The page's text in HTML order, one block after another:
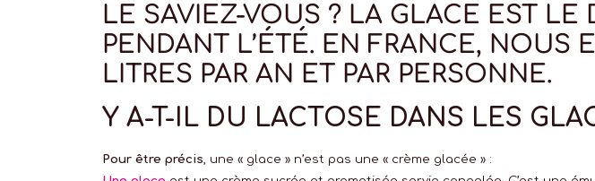
LE SAVIEZ-VOUS ? LA GLACE EST LE
PENDANT L’ÉTÉ. EN FRANCE,
LITRES PAR AN ET PAR PERSONNE.
Y A-T-IL DU LACTOSE DANS LES
Pour être précis, une « glace » n’est pas une « crème glacée » :